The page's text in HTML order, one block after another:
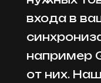
входа в
например
от них.